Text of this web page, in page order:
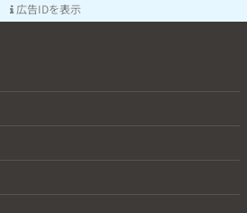
広告IDを表示